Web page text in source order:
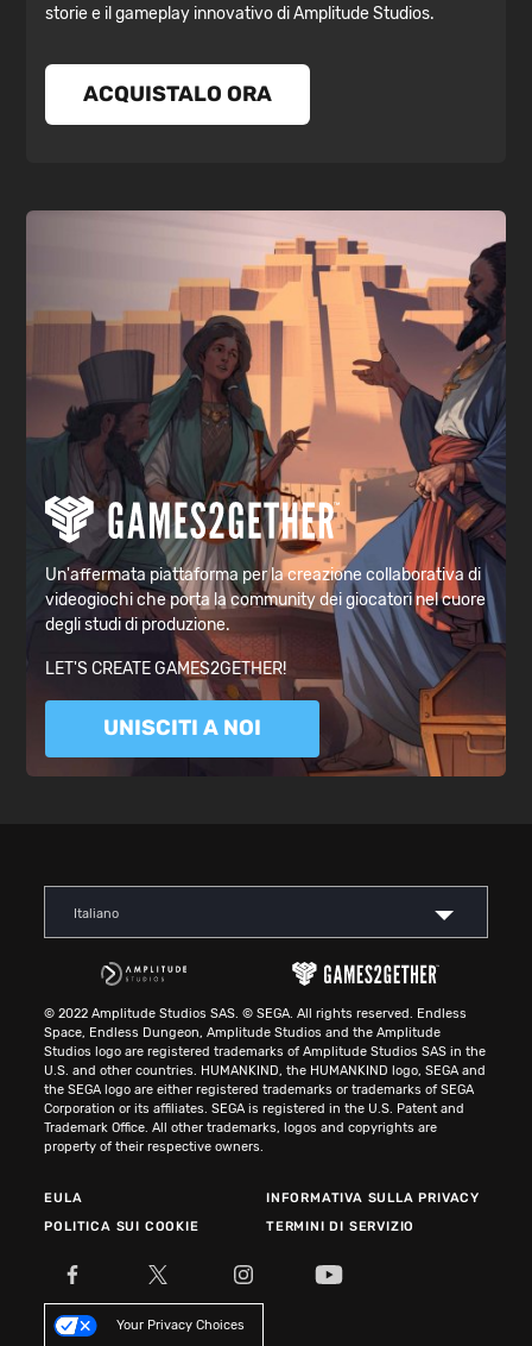
storie e il gameplay innovativo di Amplitude Studios.
ACQUISTALO ORA
Un'affermata piattaforma per la creazione collaborativa di
videogiochi che porta la community dei giocatori nel cuore
degli studi di produzione.
LET'S CREATE GAMES2GETHER!
UNISCITI A NOI
Italiano
© 2022 Amplitude Studios SAS. © SEGA. All rights reserved. Endless
Space, Endless Dungeon, Amplitude Studios and the Amplitude
Studios logo are registered trademarks of Amplitude Studios SAS in the
U.S. and other countries. HUMANKIND, the HUMANKIND logo, SEGA and
the SEGA logo are either registered trademarks or trademarks of SEGA
Corporation or its affiliates. SEGA is registered in the U.S. Patent and
Trademark Office. All other trademarks, logos and copyrights are
property of their respective owners.
EULA
INFORMATIVA SULLA PRIVACY
POLITICA SUI COOKIE
TERMINI DI SERVIZIO
Your Privacy Choices